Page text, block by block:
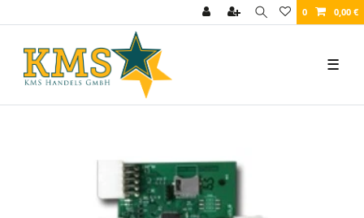
0 0,00 €
☰